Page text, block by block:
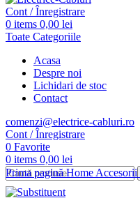
Cont / Înregistrare
0 items 0,00 lei
Toate Categoriile
Acasa
Despre noi
Lichidari de stoc
Contact
comenzi@electrice-cabluri.ro
Cont / Înregistrare
0 Favorite
0 items 0,00 lei
Prima paginăHome Accesorii